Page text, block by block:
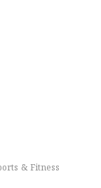
& Fitness